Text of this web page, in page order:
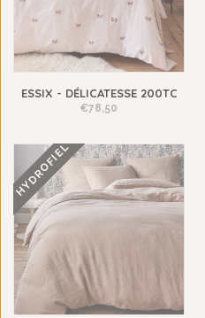
ESSIX - DÉLICATESSE 200TC
€78,50
HYDROFIEL